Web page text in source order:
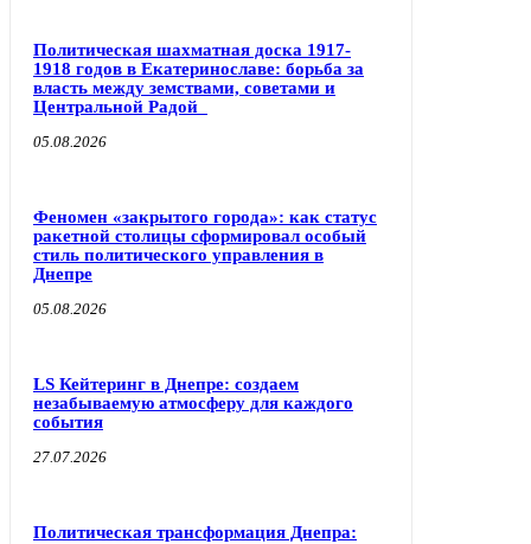
Политическая шахматная доска 1917-
1918 годов в Екатеринославе: борьба за
власть между земствами, советами и
Центральной Радой
05.08.2026
Феномен «закрытого города»: как статус
ракетной столицы сформировал особый
стиль политического управления в
Днепре
05.08.2026
LS Кейтеринг в Днепре: создаем
незабываемую атмосферу для каждого
события
27.07.2026
Политическая трансформация Днепра: